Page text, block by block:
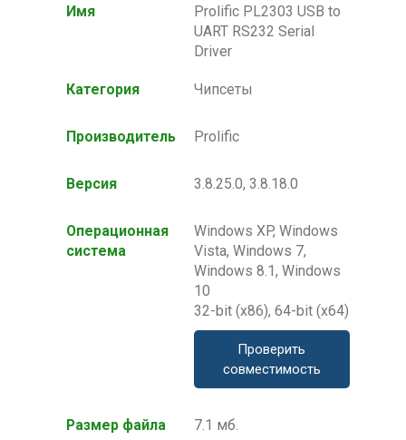
Имя
Prolific PL2303 USB to
UART RS232 Serial
Driver
Категория Чипсеты
Производитель Prolific
Версия 3.8.25.0, 3.8.18.0
Операционная
система
Windows XP, Windows
Vista, Windows 7,
Windows 8.1, Windows
10
32-bit (x86), 64-bit (x64)
Проверить
совместимость
Размер файла 7.1 мб.